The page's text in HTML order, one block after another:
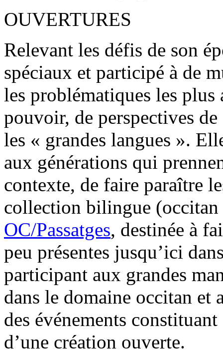
OUVERTURES
Relevant les défis de son
spéciaux et participé à de
les problématiques les plus
pouvoir, de perspectives
les « grandes langues ».
aux générations qui
contexte, de faire paraître
collection bilingue (occitan
OC/Passatges, destinée à
peu présentes jusqu’ici
participant aux grandes
dans le domaine occitan et
des événements
d’une création ouverte.